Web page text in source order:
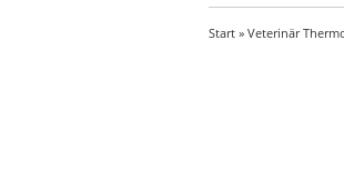
Start » Veterinär